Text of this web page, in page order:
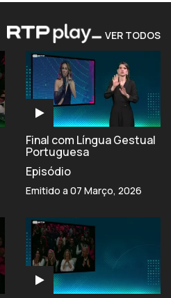
VER TODOS
Final com Língua Gestual
Portuguesa
Episódio
Emitido a 07 Março, 2026